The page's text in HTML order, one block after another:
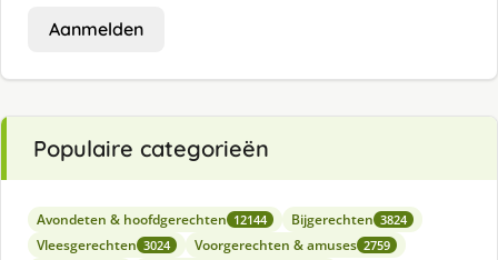
Aanmelden
Populaire categorieën
Avondeten & hoofdgerechten 12144 Bijgerechten 3824
Vleesgerechten 3024 Voorgerechten & amuses 2759